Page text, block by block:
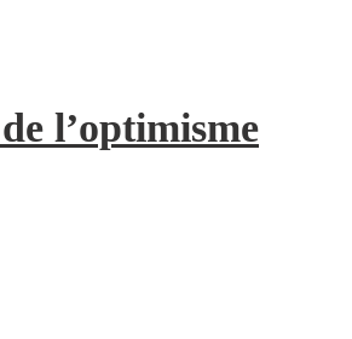
l’optimisme